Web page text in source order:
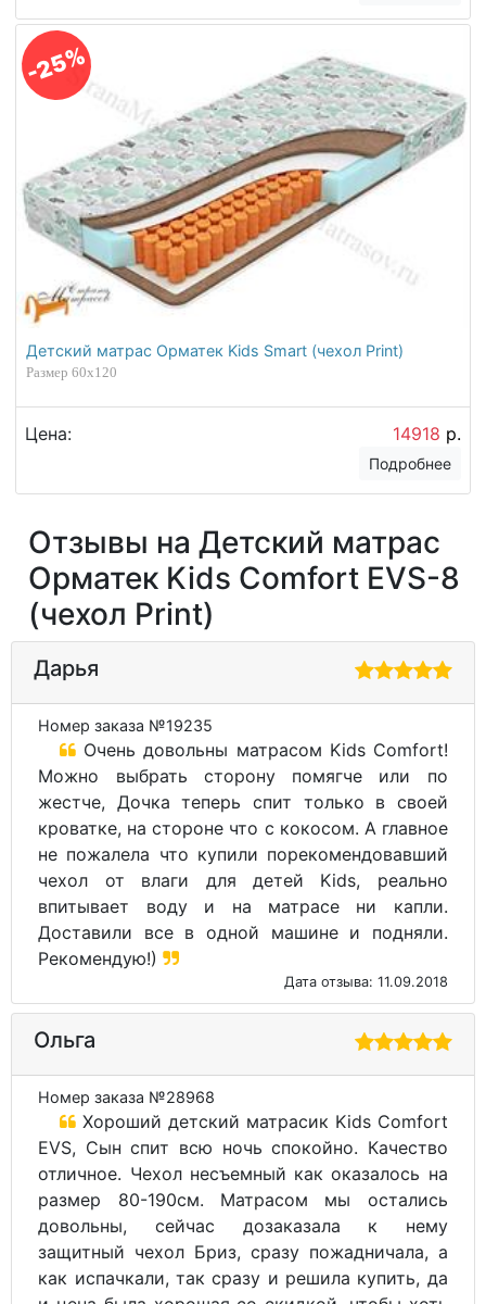
-25%
Детский матрас Орматек Kids Smart (чехол Print)
Размер 60х120
Цена: 14918 р.
Подробнее
Отзывы на Детский матрас
Орматек Kids Comfort EVS-8
(чехол Print)
Дарья
Номер заказа №19235
Очень довольны матрасом Kids Comfort!
Можно выбрать сторону помягче или по
жестче, Дочка теперь спит только в своей
кроватке, на стороне что с кокосом. А главное
не пожалела что купили порекомендовавший
чехол от влаги для детей Kids, реально
впитывает воду и на матрасе ни капли.
Доставили все в одной машине и подняли.
Рекомендую!)
Дата отзыва: 11.09.2018
Ольга
Номер заказа №28968
Хороший детский матрасик Kids Comfort
EVS, Сын спит всю ночь спокойно. Качество
отличное. Чехол несъемный как оказалось на
размер 80-190см. Матрасом мы остались
довольны, сейчас дозаказала к нему
защитный чехол Бриз, сразу пожадничала, а
как испачкали, так сразу и решила купить, да